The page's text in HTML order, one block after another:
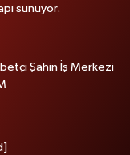
sunuyor.
Şahin İş Merkezi